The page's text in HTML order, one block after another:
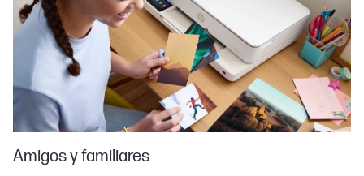
Amigos y familiares